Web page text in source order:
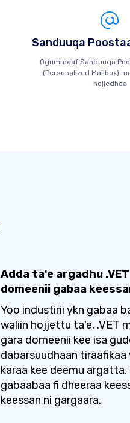
Sanduuqa
Ogummaaf Sanduuqa
(Personalized Mailbox)
hojjedhaa
Adda ta'e argadhu
domeenii gabaa
Yoo industirii ykn gabaa
waliin hojjettu ta'e, .VET
gara domeenii kee isa
dabarsuudhaan tiraafikaa
karaa kee deemu argatta.
gabaabaa fi dheeraa
keessan ni gargaara.